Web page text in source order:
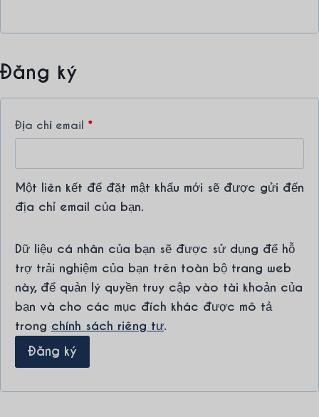
c
Đăng ký
Địa chỉ email *B
b
ộ
Một liên kết để đặt mật khẩu mới sẽ được gửi đến
địa chỉ email của bạn.
Dữ liệu cá nhân của bạn sẽ được sử dụng để hỗ
trợ trải nghiệm của bạn trên toàn bộ trang web
này, để quản lý quyền truy cập vào tài khoản của
bạn và cho các mục đích khác được mô tả
trong chính sách riêng tư.
Đăng ký